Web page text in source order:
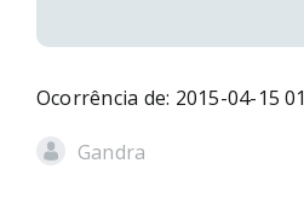
Ocorrência de: 2015-04-15
Gandra